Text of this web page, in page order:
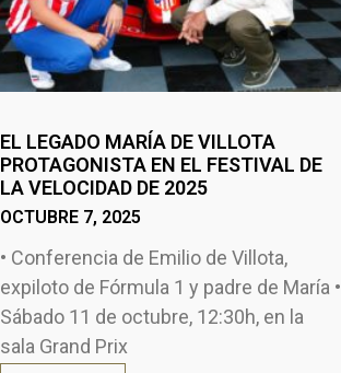
EL LEGADO MARÍA DE VILLOTA
PROTAGONISTA EN EL FESTIVAL DE
LA VELOCIDAD DE 2025
OCTUBRE 7, 2025
• Conferencia de Emilio de Villota,
expiloto de Fórmula 1 y padre de María •
Sábado 11 de octubre, 12:30h, en la
sala Grand Prix